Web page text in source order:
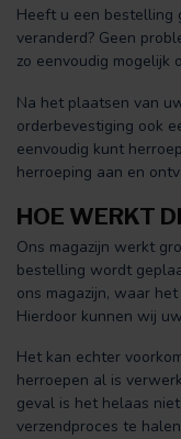
Heeft u een bestelling
veranderd? Geen
zo eenvoudig mogelijk
Na het plaatsen van
orderbevestiging ook
eenvoudig kunt
herroeping aan en
HOE WERKT
Ons magazijn werkt
bestelling wordt
ons magazijn, waar
Hierdoor kunnen wij
Het kan echter
herroepen al is
geval is het helaas
verzendproces te